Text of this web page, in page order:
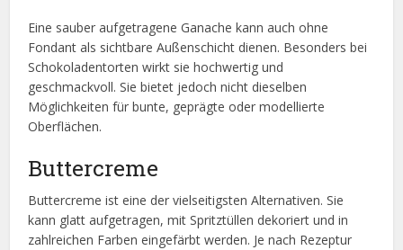
Eine sauber aufgetragene Ganache kann auch ohne
Fondant als sichtbare Außenschicht dienen. Besonders bei
Schokoladentorten wirkt sie hochwertig und
geschmackvoll. Sie bietet jedoch nicht dieselben
Möglichkeiten für bunte, geprägte oder modellierte
Oberflächen.
Buttercreme
Buttercreme ist eine der vielseitigsten Alternativen. Sie
kann glatt aufgetragen, mit Spritztüllen dekoriert und in
zahlreichen Farben eingefärbt werden. Je nach Rezeptur